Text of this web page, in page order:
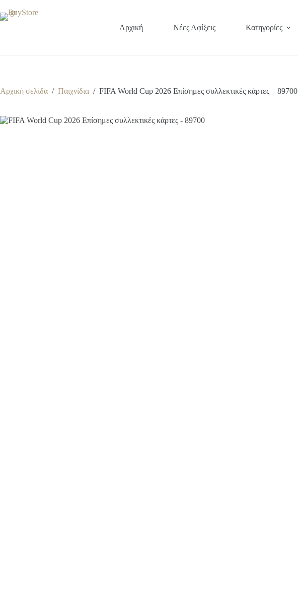
στο
περιεχόμενο
Αρχική Νέες Αφίξεις Κατηγορίες
Αρχική σελίδα / Παιχνίδια / FIFA World Cup 2026 Eπίσημες συλλεκτικές κάρτες – 89700